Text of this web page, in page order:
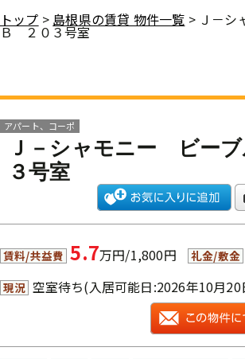
トップ > 島根県の賃貸 物件一覧 > Ｊ－
Ｂ ２０３号室
アパート、コーポ
Ｊ－シャモニー ビー
３号室
賃料/共益費 5.7万円/1,800円 礼金/敷金
現況 空室待ち(入居可能日:2026年10月20